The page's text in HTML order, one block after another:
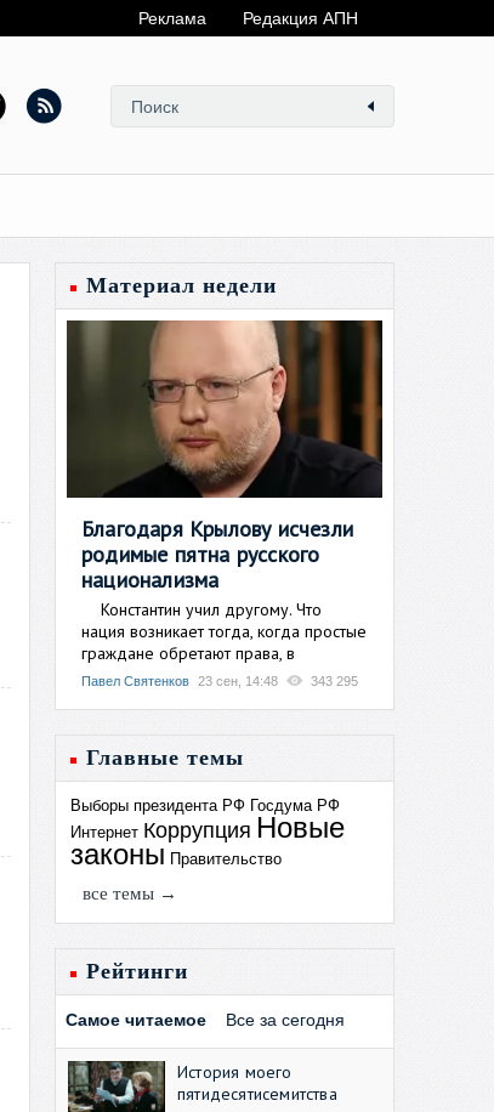
Реклама Редакция АПН
Материал недели
Благодаря Крылову исчезли
родимые пятна русского
национализма
Константин учил другому. Что
нация возникает тогда, когда простые
граждане обретают права, в
Павел Святенков 23 сен, 14:48 343 295
Главные темы
Выборы президента РФ Госдума РФ
Интернет Коррупция Новые
законы Правительство
все темы →
Рейтинги
Самое читаемое Все за сегодня
История моего
пятидесятисемитства